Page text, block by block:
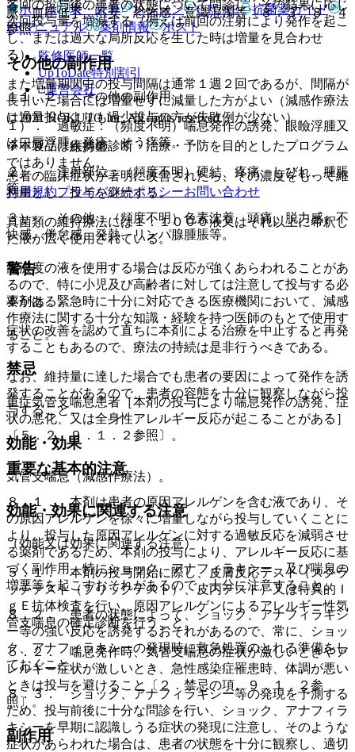
脈、血圧低下、不安、恐怖感、意識混濁等〔８．３、８．４
参照〕。
その他の副作用
１１．２． その他の副作用
１）． 過敏症：（頻度不明）喘息発作の誘発、眼瞼浮腫又
は口唇浮腫、発疹、そう痒等。
２）． 注射部位：（頻度不明）硬結、疼痛、しびれ、腫脹
等。
３）． その他：（頻度不明）色素沈着、頭痛、脱力感、不
快感、倦怠感、発熱、リンパ腺腫脹等。
警告
本剤は、緊急時に十分に対応できる医療機関において、減感
作療法に関する十分な知識・経験を持つ医師のもとで使用す
ること。
禁忌
重症気管支喘息患者［本剤の投与により喘息発作の誘発、症
状の悪化、又は全身性アレルギー反応が起こることがある］
〔５．２、９．１．２参照〕。
重要な基本的注意
８．１． 本剤は患者の原因アレルゲンを含む液であり、そ
の原因アレルゲンを徐々に増量しながら投与していくことに
より、投与した原因アレルゲンに対する過敏反応を減弱させ
る薬剤であるため、本剤の投与により、アレルギー反応に基
づく副作用、特にショック、アナフィラキシー、及び喘息の
増悪等を起こすおそれがあるので、十分に注意すること。
８．２． 患者の状態によって、ショック、アナフィラキシ
ー等の強い反応を誘発するおそれがあるので、常に、ショッ
ク、アナフィラキシーの発現時に救急処置のとれる準備をし
ておくこと。
８．３． ショック、アナフィラキシー等の発現を予測する
ため、投与前後に十分な問診を行い、ショック、アナフィラ
キシーを早期に認識しうる症状の発現に注意し、そのような
症状があらわれた場合は、患者の状態を十分に観察し、適切
各回の投与後の患者の状態について問診し、その結果に応じ
次回投与量を増減する（例えば前回の注射により発作を起こ
し、または過大な局所反応を生じた時は増量を見合わせ
る）。
また増量期間中の投与間隔は通常１週２回であるが、間隔が
長引いた場合には増量せずに減量した方がよい（減感作療法
は過量投与よりも過少投与の方が失敗例が少ない）。
７．９． 維持量
患者の臨床症状が著明に改善されたら、その濃度をもって維
持量とし、投与を継続する。
真菌類の維持療法には１：１０００液又はそれ以上に希釈し
た液が広く使用されている。
高濃度の液を使用する場合は反応が強くあらわれることがあ
るので、特に小児及び高齢者に対しては注意して投与する必
要がある。
症状の改善を認めて直ちに本剤による治療を中止すると再発
することもあるので、療法の持続は是非行うべきである。
なお、維持量に達した場合でも患者の要因によって発作を誘
発することがあるので、患者の容態を十分に観察しながら投
与すること。
効能・効果
気管支喘息（減感作療法）。
効能・効果に関連する注意
（効能又は効果に関連する注意）
５．１． 本剤の投与開始に際し、皮膚反応テスト（スクラ
ッチテスト（プリックテスト）、皮内テスト）又は特異的Ｉ
ｇＥ抗体検査を行い、原因アレルゲンによるアレルギー性気
管支喘息の確定診断を行うこと。
５．２． 喘息発作時、気管支喘息の症状が激しいときやア
レルギー症状が激しいとき、急性感染症罹患時、体調が悪い
ときは投与を避けること〔２．禁忌の項、９．１．２参
照〕。
副作用
ホーム
表・計算 レジメン CTCAE
抗菌薬ガイド
ERマニュアル
薬剤情報 ポスト
監修医師一覧
UpToDate特別割引
運営会社
© 2021 HOKUTO Inc. All rights reserved.
※本製品は疾病の診断・治療・予防を目的としたプログラム
ではありません。
利用規約プライバシーポリシーお問い合わせ